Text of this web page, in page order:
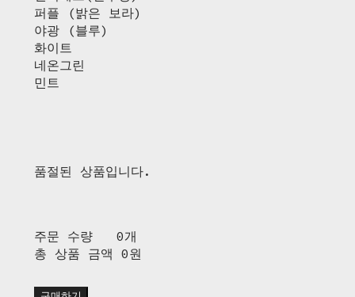
퍼플 (밝은 보라)
야광 (블루)
화이트
네온그린
민트
품절된 상품입니다.
주문 수량
0개
총 상품 금액 0원